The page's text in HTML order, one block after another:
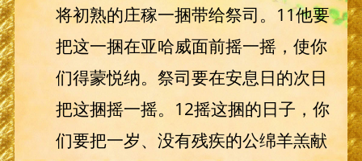
将初熟的庄稼一捆带给祭司。11他要
把这一捆在亚哈威面前摇一摇，使你
们得蒙悦纳。祭司要在安息日的次日
把这捆摇一摇。12摇这捆的日子，你
们要把一岁、没有残疾的公绵羊羔献